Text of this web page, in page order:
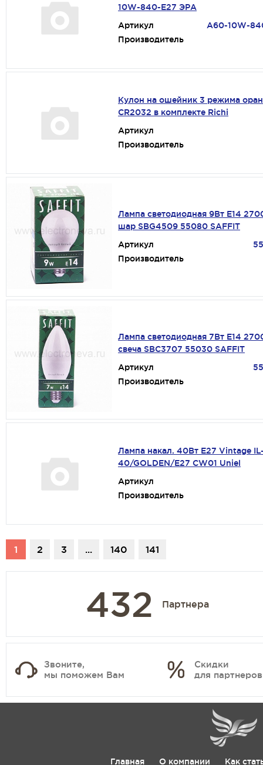
10W-840-E27 ЭРА
Артикул
A60-10W-
Производитель
Кулон на ошейник 3 режима
CR2032 в комплекте Richi
Артикул
Производитель
Лампа светодиодная 9Вт Е14
шар SBG4509 55080 SAFFIT
Артикул
Производитель
Лампа светодиодная 7Вт Е14
свеча SBC3707 55030 SAFFIT
Артикул
Производитель
Лампа накал. 40Вт Е27 Vintage
40/GOLDEN/E27 CW01 Uniel
Артикул
Производитель
1 2 3 ... 140 141
432 Партнера
Звоните,
мы поможем Вам
Скидки
для партнеров
Главная О компании Как